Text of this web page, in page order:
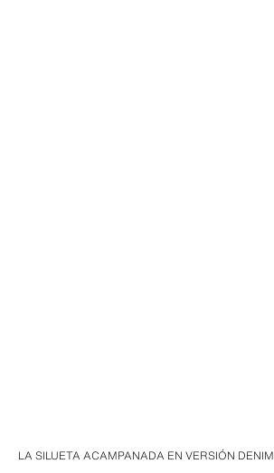
LA SILUETA ACAMPANADA EN VERSIÓN DENIM